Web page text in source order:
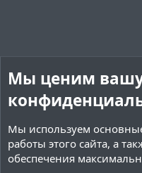
Мы ценим
Мы используем
работы этого сайта, а
обеспечения